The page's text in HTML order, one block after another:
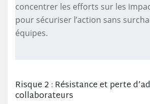
concentrer les efforts sur les
pour sécuriser l’action sans
équipes.
Risque 2 : Résistance et perte
collaborateurs